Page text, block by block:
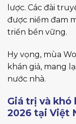
lược. Các đài
được niềm đam
triển bền vững.
Hy vọng, mùa
khán giả, mang
nước nhà.
Giá trị và khó
2026 tại Việt